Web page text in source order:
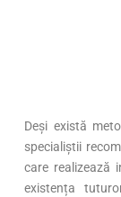
Deși există
specialiștii
care realizează
existența